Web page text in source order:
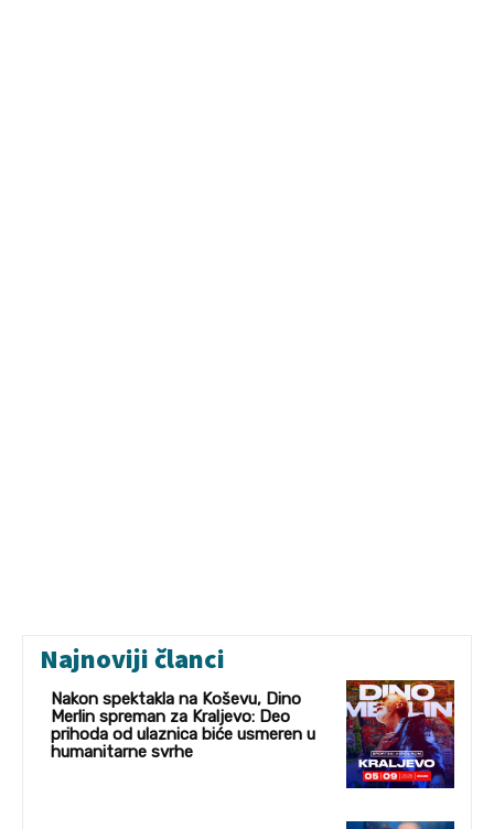
Najnoviji članci
Nakon spektakla na Koševu, Dino
Merlin spreman za Kraljevo: Deo
prihoda od ulaznica biće usmeren u
humanitarne svrhe